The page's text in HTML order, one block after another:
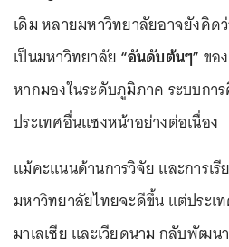
เดิม หลายมหาวิทยาลัยอาจยังคิด
เป็นมหาวิทยาลัย “อันดับต้นๆ” ขอ
หากมองในระดับภูมิภาค ระบบกา
ประเทศอื่นแซงหน้าอย่างต่อเนื่อง
แม้คะแนนด้านการวิจัย และการเ
มหาวิทยาลัยไทยจะดีขึ้น แต่ประเ
มาเลเซีย และเวียดนาม กลับพัฒน